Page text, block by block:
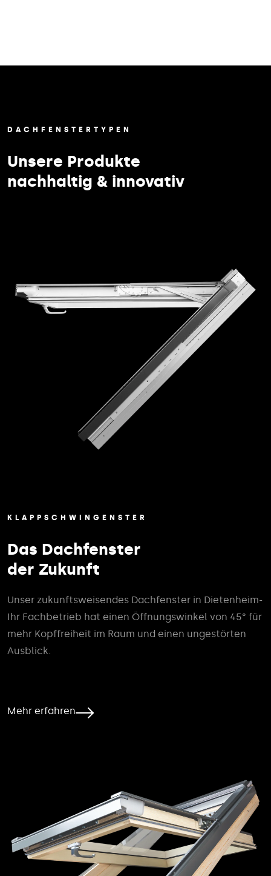
DACHFENSTERTYPEN
Unsere Produkte
nachhaltig & innovativ
KLAPPSCHWINGENSTER
Das Dachfenster
der Zukunft
Unser zukunftsweisendes Dachfenster in Dietenheim-
Ihr Fachbetrieb hat einen Öffnungswinkel von 45° für
mehr Kopffreiheit im Raum und einen ungestörten
Ausblick.
Mehr erfahren